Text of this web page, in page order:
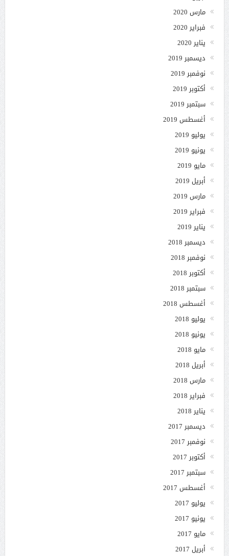
مارس 2020
فبراير 2020
يناير 2020
ديسمبر 2019
نوفمبر 2019
أكتوبر 2019
سبتمبر 2019
أغسطس 2019
يوليو 2019
يونيو 2019
مايو 2019
أبريل 2019
مارس 2019
فبراير 2019
يناير 2019
ديسمبر 2018
نوفمبر 2018
أكتوبر 2018
سبتمبر 2018
أغسطس 2018
يوليو 2018
يونيو 2018
مايو 2018
أبريل 2018
مارس 2018
فبراير 2018
يناير 2018
ديسمبر 2017
نوفمبر 2017
أكتوبر 2017
سبتمبر 2017
أغسطس 2017
يوليو 2017
يونيو 2017
مايو 2017
أبريل 2017